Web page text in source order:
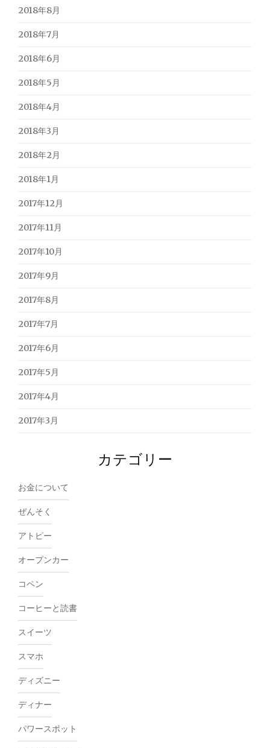
2018年8月
2018年7月
2018年6月
2018年5月
2018年4月
2018年3月
2018年2月
2018年1月
2017年12月
2017年11月
2017年10月
2017年9月
2017年8月
2017年7月
2017年6月
2017年5月
2017年4月
2017年3月
カテゴリー
お金について
ぜんそく
アトピー
オープンカー
コペン
コーヒーと読書
スイーツ
スマホ
ディズニー
ディナー
パワースポット